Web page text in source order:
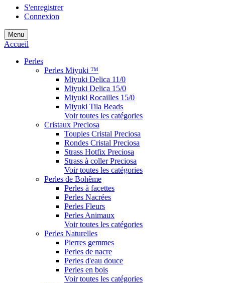
S'enregistrer
Connexion
Menu
Accueil
Perles
Perles Miyuki ™
Miyuki Delica 11/0
Miyuki Delica 15/0
Miyuki Rocailles 15/0
Miyuki Tila Beads
Voir toutes les catégories
Cristaux Preciosa
Toupies Cristal Preciosa
Rondes Cristal Preciosa
Strass Hotfix Preciosa
Strass à coller Preciosa
Voir toutes les catégories
Perles de Bohême
Perles à facettes
Perles Nacrées
Perles Fleurs
Perles Animaux
Voir toutes les catégories
Perles Naturelles
Pierres gemmes
Perles de nacre
Perles d'eau douce
Perles en bois
Voir toutes les catégories